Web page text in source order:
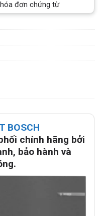
đơn chứng từ
BOSCH
chính hãng bởi
bảo hành và